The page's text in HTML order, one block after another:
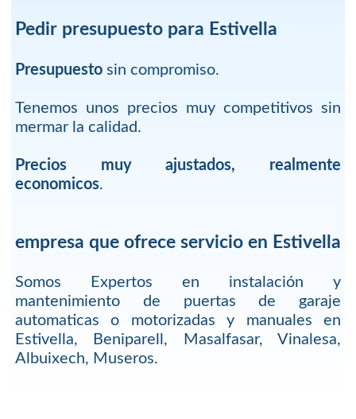
Pedir presupuesto para Estivella
Presupuestosin compromiso.
Tenemos unos precios muy competitivos sin
mermar la calidad.
Precios muy ajustados, realmente
economicos.
empresa que ofrece servicio en Estivella
Somos Expertos en instalación y
mantenimiento de puertas de garaje
automaticas o motorizadas y manuales en
Estivella, Beniparell, Masalfasar, Vinalesa,
Albuixech, Museros.